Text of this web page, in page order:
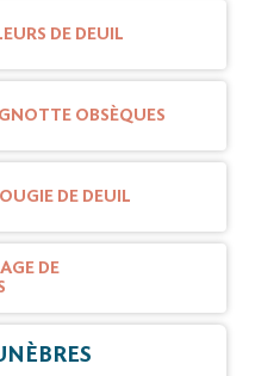
DE DEUIL
OBSÈQUES
DE DEUIL
DE